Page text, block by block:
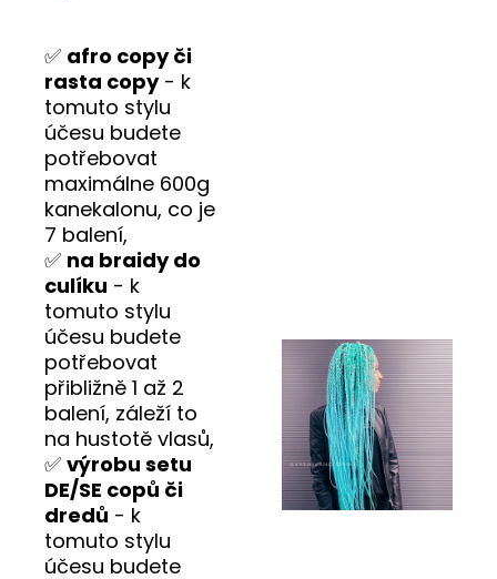
✅ afro copy či
rasta copy- k
tomuto stylu
účesu budete
potřebovat
maximálne 600g
kanekalonu, co je
7 balení,
✅ na braidy do
culíku - k
tomuto stylu
účesu budete
potřebovat
přibližně 1 až 2
balení, záleží to
na hustotě vlasů,
✅ výrobu setu
DE/SE copů či
dredů - k
tomuto stylu
účesu budete